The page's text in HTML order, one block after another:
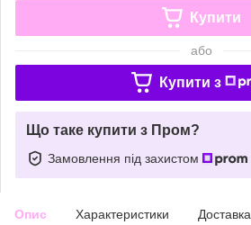
Купити
або
Купити з
Що таке купити з Пром?
Замовлення під захистом
Опис Характеристики Доставка